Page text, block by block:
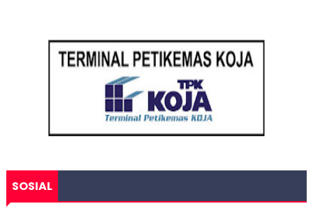
SOSIAL